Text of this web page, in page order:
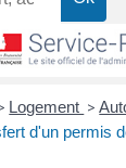
Logement >
d'un permis